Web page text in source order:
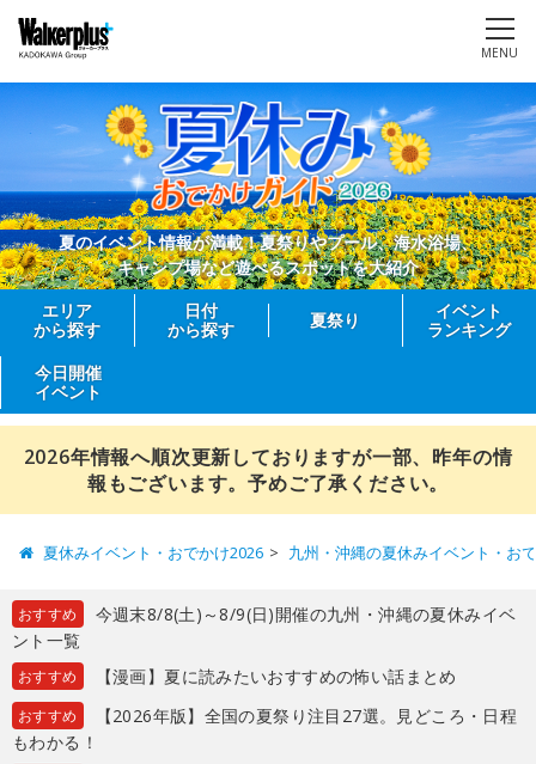
MENU
夏のイベント情報が満載！夏祭りやプール、海水浴場、
キャンプ場など遊べるスポットを大紹介
エリア
から探す
日付
から探す
夏祭り
イベント
ランキング
今日開催
イベント
2026年情報へ順次更新しておりますが一部、昨年の情
報もございます。予めご了承ください。
夏休みイベント・おでかけ2026 九州・沖縄の夏休みイベント・お
おすすめ
今週末8/8(土)～8/9(日)開催の九州・沖縄の夏休みイベ
ント一覧
おすすめ 【漫画】夏に読みたいおすすめの怖い話まとめ
おすすめ
【2026年版】全国の夏祭り注目27選。見どころ・日程
もわかる！